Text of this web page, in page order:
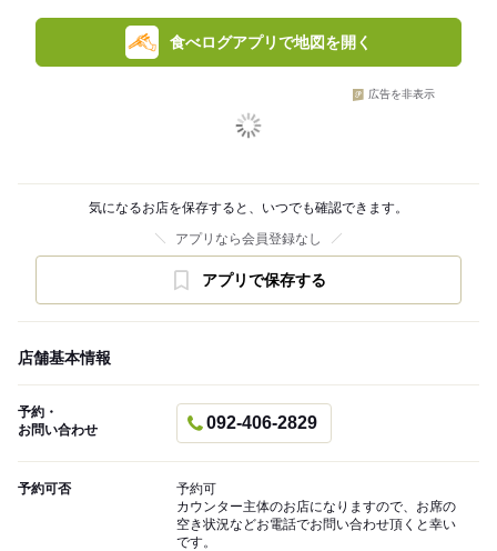
食べログアプリで地図を開く
広告を非表示
気になるお店を保存すると、いつでも確認できます。
アプリなら会員登録なし
アプリで保存する
店舗基本情報
予約・
お問い合わせ
092-406-2829
予約可否
予約可
カウンター主体のお店になりますので、お席の
空き状況などお電話でお問い合わせ頂くと幸い
です。